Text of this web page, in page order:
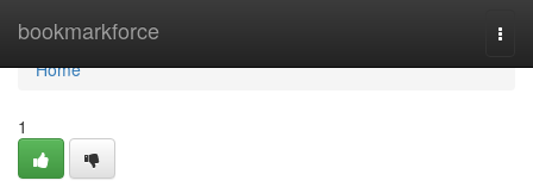
bookmarkforce
Home
Home
1